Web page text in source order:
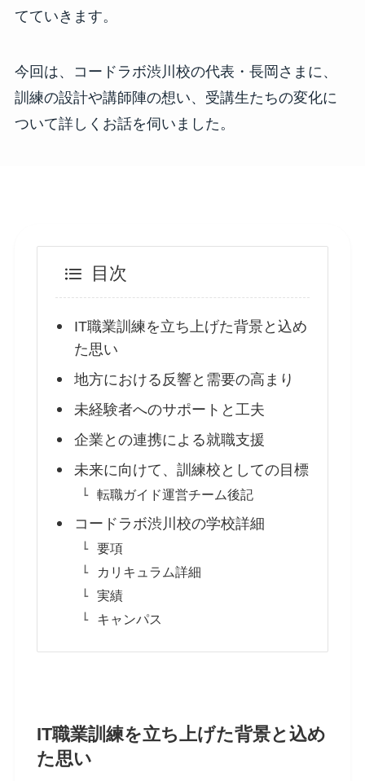
てていきます。
今回は、コードラボ渋川校の代表・長岡さまに、
訓練の設計や講師陣の想い、受講生たちの変化に
ついて詳しくお話を伺いました。
目次
IT職業訓練を立ち上げた背景と込め
た思い
地方における反響と需要の高まり
未経験者へのサポートと工夫
企業との連携による就職支援
未来に向けて、訓練校としての目標
転職ガイド運営チーム後記
コードラボ渋川校の学校詳細
要項
カリキュラム詳細
実績
キャンパス
IT職業訓練を立ち上げた背景と込め
た思い